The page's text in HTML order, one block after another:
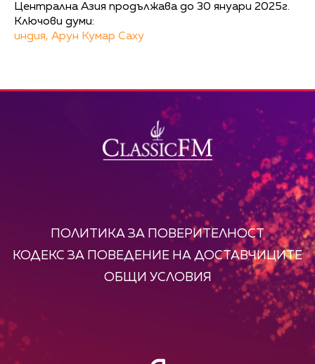
Централна Азия продължава до 30 януари 2025г.
Ключови думи:
индия, Арун Кумар Саху
ПОЛИТИКА ЗА ПОВЕРИТЕЛНОСТ
КОДЕКС ЗА ПОВЕДЕНИЕ НА ДОСТАВЧИЦИТЕ
ОБЩИ УСЛОВИЯ